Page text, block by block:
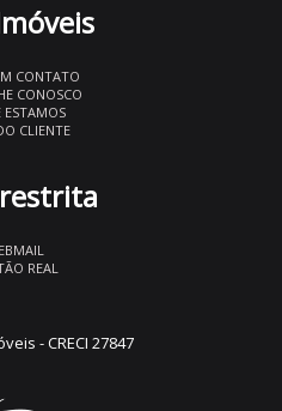
CONTATO
CONOSCO
ESTAMOS
CLIENTE
REAL
- CRECI 27847